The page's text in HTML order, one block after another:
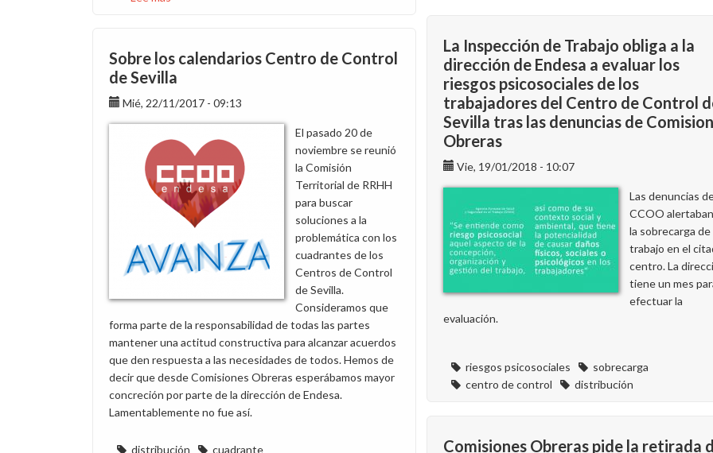
dirección
retire
la
Instrucción
Operativa
(IO)
número
1289,
de
Distribución
La Inspección de Trabajo obliga a la
dirección de Endesa a evaluar los
riesgos psicosociales de los
trabajadores del Centro de Control
Sevilla tras las denuncias de
Obreras
Vie, 19/01/2018 - 10:07
Las denuncias
CCOO
la sobrecarga de
trabajo en el
centro. La
tiene un mes
efectuar la
evaluación.
riesgos psicosociales
sobrecarga
centro de control
distribución
Sobre los calendarios Centro de Control
de Sevilla
Mié, 22/11/2017 - 09:13
El pasado 20 de
noviembre se reunió
la Comisión
Territorial de RRHH
para buscar
soluciones a la
problemática con los
cuadrantes de los
Centros de Control
de Sevilla.
Consideramos que
forma parte de la responsabilidad de todas las partes
mantener una actitud constructiva para alcanzar acuerdos
que den respuesta a las necesidades de todos. Hemos de
decir que desde Comisiones Obreras esperábamos mayor
concreción por parte de la dirección de Endesa.
Lamentablemente no fue así.
distribución cuadrante Comisiones Obreras pide la retirada